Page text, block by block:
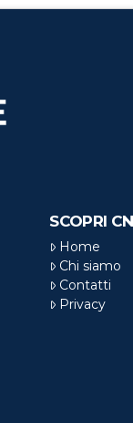
SCOPRI
Home
Chi siamo
Contatti
Privacy